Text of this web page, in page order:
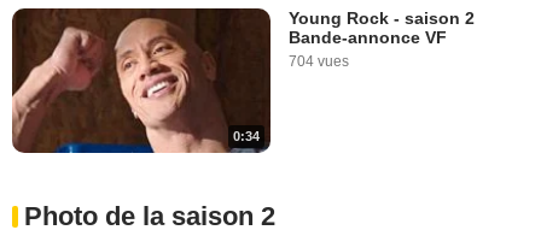
0:34
Young Rock - saison 2
Bande-annonce VF
704 vues
Photo de la saison 2